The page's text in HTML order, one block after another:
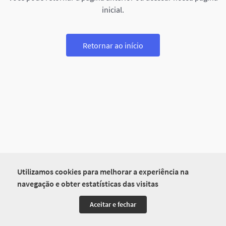
Utilizamos cookies para melhorar a experiência na
navegação e obter estatísticas das visitas
Aceitar e fechar
inicial.
Retornar ao início